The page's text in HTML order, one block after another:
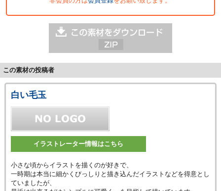
この素材の投稿者
白い毛玉
イラストレーター情報はこちら
小さな頃からイラストを描くのが好きで、
一時期は本当に細かくびっしりと描き込んだイラストなどを得意とし
ていましたが、